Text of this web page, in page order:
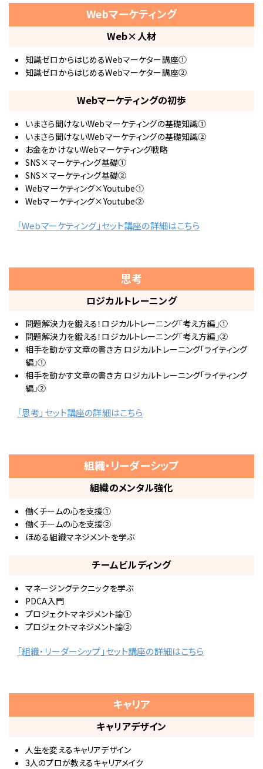
Webマーケティング
Web×人材
知識ゼロからはじめるWebマーケター講座①
知識ゼロからはじめるWebマーケター講座②
Webマーケティングの初歩
いまさら聞けないWebマーケティングの基礎知識①
いまさら聞けないWebマーケティングの基礎知識②
お金をかけないWebマーケティング戦略
SNS×マーケティング基礎①
SNS×マーケティング基礎②
Webマーケティング×Youtube①
Webマーケティング×Youtube②
「Webマーケティング」セット講座の詳細はこちら
思考
ロジカルトレーニング
問題解決力を鍛える！ロジカルトレーニング「考え方編」①
問題解決力を鍛える！ロジカルトレーニング「考え方編」②
相手を動かす文章の書き方 ロジカルトレーニング「ライティング
編」①
相手を動かす文章の書き方 ロジカルトレーニング「ライティング
編」②
「思考」セット講座の詳細はこちら
組織・リーダーシップ
組織のメンタル強化
働くチームの心を支援①
働くチームの心を支援②
ほめる組織マネジメントを学ぶ
チームビルディング
マネージングテクニックを学ぶ
PDCA入門
プロジェクトマネジメント論①
プロジェクトマネジメント論②
「組織・リーダーシップ」セット講座の詳細はこちら
キャリア
キャリアデザイン
人生を変えるキャリアデザイン
3人のプロが教えるキャリアメイク